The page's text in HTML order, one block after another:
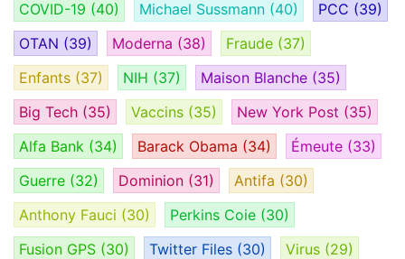
COVID-19 (40) Michael Sussmann (40) PCC (39)
OTAN (39) Moderna (38) Fraude (37)
Enfants (37) NIH (37) Maison Blanche (35)
Big Tech (35) Vaccins (35) New York Post (35)
Alfa Bank (34) Barack Obama (34) Émeute (33)
Guerre (32) Dominion (31) Antifa (30)
Anthony Fauci (30) Perkins Coie (30)
Fusion GPS (30) Twitter Files (30) Virus (29)